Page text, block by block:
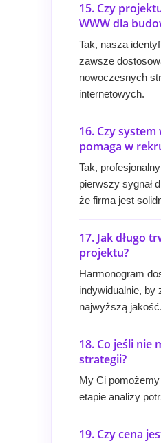
15. Czy
WWW dla
Tak, nasza
zawsze
nowoczesnych
internetowych.
16. Czy
pomaga w
Tak,
pierwszy sygnał
że firma jest
17. Jak długo
projektu?
Harmonogram
indywidualnie, by
najwyższą jakość.
18. Co jeśli nie
strategii?
My Ci
etapie analizy
19. Czy cena